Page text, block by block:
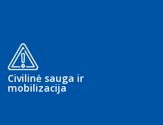
Civilinė sauga ir
mobilizacija